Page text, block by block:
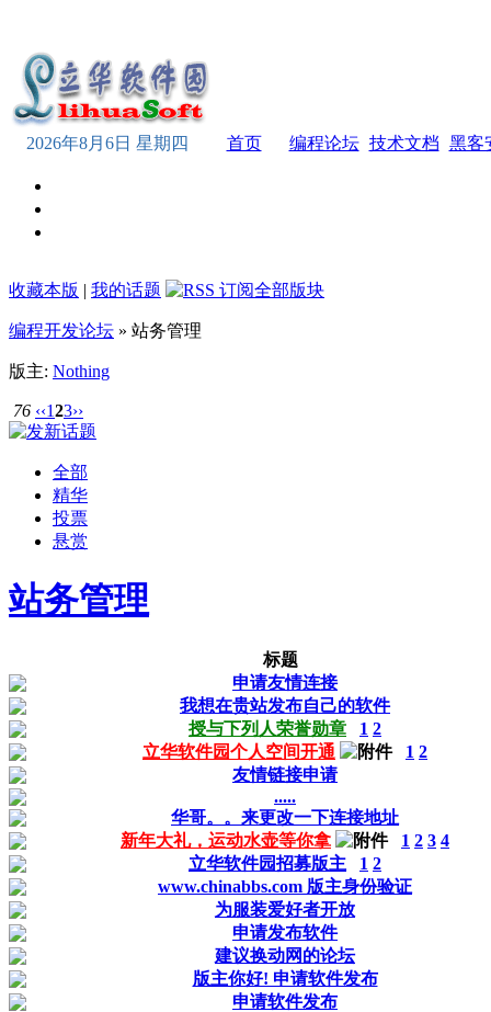
2026年8月6日 星期四 首页 编程论坛 技术文档 黑客
收藏本版 | 我的话题
编程开发论坛 » 站务管理
版主: Nothing
76 ‹‹123››
全部
精华
投票
悬赏
站务管理
标题
申请友情连接
我想在贵站发布自己的软件
授与下列人荣誉勋章
1 2
立华软件园个人空间开通
1 2
友情链接申请
.....
华哥。。来更改一下连接地址
新年大礼，运动水壶等你拿
1 2 3 4
立华软件园招募版主
1 2
www.chinabbs.com 版主身份验证
为服装爱好者开放
申请发布软件
建议换动网的论坛
版主你好! 申请软件发布
申请软件发布